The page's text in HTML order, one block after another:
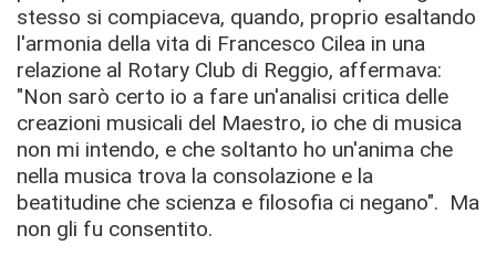
stesso si compiaceva, quando, proprio esaltando
l'armonia della vita di Francesco Cilea in una
relazione al Rotary Club di Reggio, affermava:
"Non sarò certo io a fare un'analisi critica delle
creazioni musicali del Maestro, io che di musica
non mi intendo, e che soltanto ho un'anima che
nella musica trova la consolazione e la
beatitudine che scienza e filosofia ci negano". Ma
non gli fu consentito.